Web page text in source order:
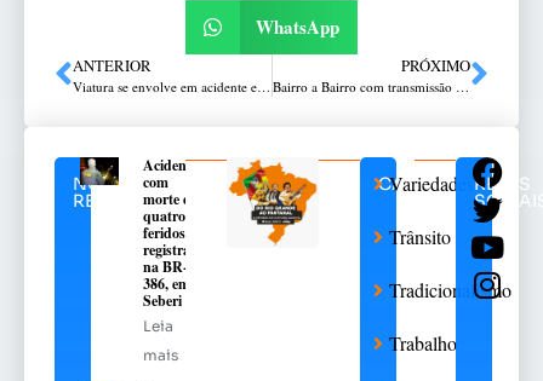
WhatsApp
ANTERIOR
Viatura se envolve em acidente em Erechim
PRÓXIMO
Bairro a Bairro com transmissão ao vivo da Rádio Planalto News no Bairro São Luiz Gonzaga
NOTÍCIAS
RELACIONADAS
Acidente
com
morte e
quatro
feridos é
registrado
na BR-
386, em
Seberi
Leia
mais
CATEGORIAS
Variedades
Trânsito
Tradicionalismo
Trabalho
REDES